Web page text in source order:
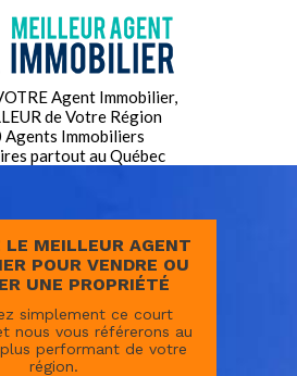
Agent Immobilier,
de Votre Région
Agents Immobiliers
partout au Québec
LE MEILLEUR AGENT
POUR VENDRE OU
UNE PROPRIÉTÉ
simplement ce court
nous vous référerons au
performant de votre
région.